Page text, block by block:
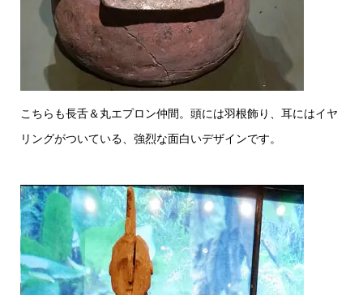
こちらも長舌＆丸エプロン仲間。頭には羽根飾り、耳にはイヤ
リングがついている、強烈な面白いデザインです。